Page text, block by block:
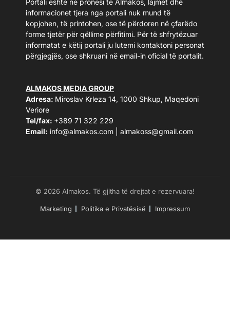
informacionet tjera nga portali nuk mund të
kopjohen, të printohen, ose të përdoren në çfarëdo
forme tjetër për qëllime përfitimi. Për të shfrytëzuar
informatat e këtij portali ju lutemi kontaktoni personat
përgjegjës, ose shkruani në email-in oficial të portalit.
ALMAKOS MEDIA GROUP
Adresa: Miroslav Krleza 14, 1000 Shkup, Maqedoni
Veriore
Tel/fax: +389 71 322 229
Email: info@almakos.com almakoss@gmail.com
© 2026 Almakos. Të gjitha të drejtat e rezervuara!
Marketing Politika e Privatësisë Impressum